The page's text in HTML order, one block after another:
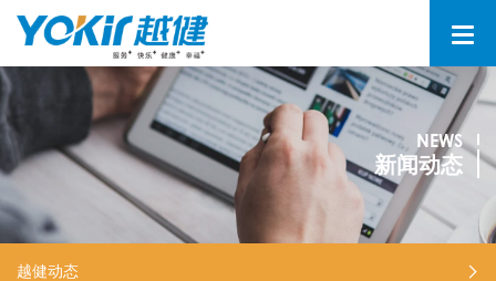
NEWS
新闻动态
越健动态